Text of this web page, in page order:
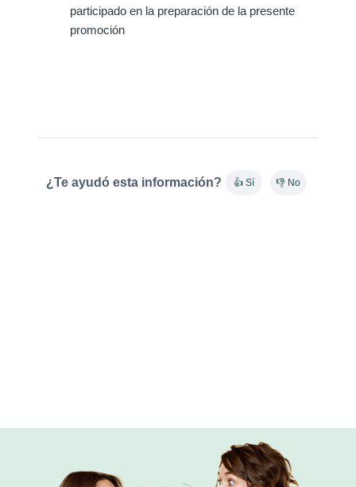
participado en la preparación de la presente
promoción
¿Te ayudó esta información? 👍 Sí 👎 No